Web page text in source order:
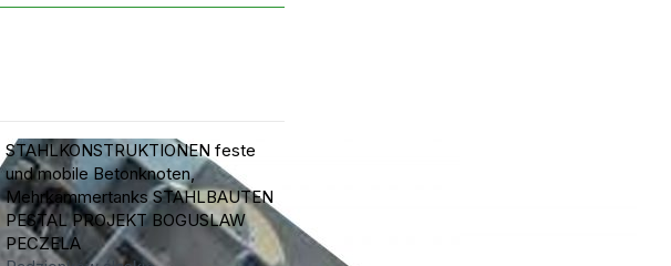
STAHLKONSTRUKTIONEN feste
und mobile Betonknoten,
Mehrkammertanks STAHLBAUTEN
PESTAL PROJEKT BOGUSLAW
PECZELA